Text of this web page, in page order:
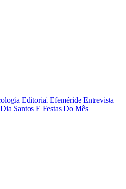
Editorial Efeméride Entrevista
Santos E Festas Do Mês